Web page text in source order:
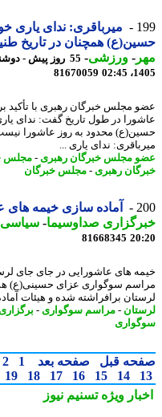
میرباقری: ندای یاری خواهی
همچنان در تاریخ طنین
-ورزشی-
81670059
مجلس خبرگان رهبری با تأکید بر
در طول تاریخ گفت: ندای یاری
محدود به روز عاشورا نیست،
ندای یاری ...
مجلس خبرگان رهبری- مجلس
رهبری- مجلس خبرگان
آماده سازی خیمه های
صداوسیما-سیاسی-
81668345
های عاشورایی در جای جای لرستان
سوگواری عزای حسینی(ع)
برافراشته شده و هیئات آماده
-مراسم سوگواری- برگزاری -
قبل صفحه بعد 1
2
3
14
15
16
17
18
19
20
ویژهتسنیم نیوز